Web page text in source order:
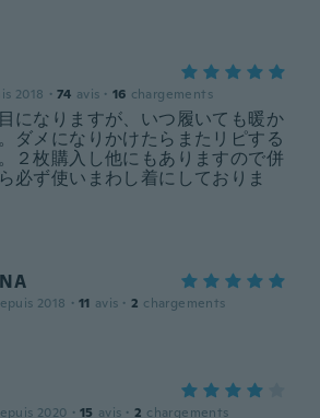
2018 · 74 avis · 16 chargements
になりますが、いつ履いても暖か
ダメになりかけたらまたリピする
２枚購入し他にもありますので併
必ず使いまわし着にしておりま
2018 · 11 avis · 2 chargements
2020 · 15 avis · 2 chargements